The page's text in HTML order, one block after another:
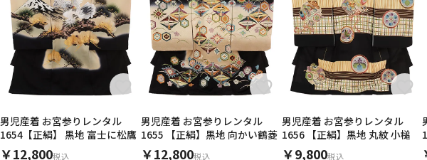
男児産着 お宮参りレンタル
1654【正絹】 黒地 富士に松鷹
￥12,800税込
男児産着 お宮参りレンタル
1655 【正絹】黒地 向かい鶴菱
￥12,800税込
男児産着 お宮参りレンタル
1656 【正絹】黒地 丸紋 小槌
￥9,800税込
女児産着 お宮参りレンタルR050 【正絹】白地 桜にまり
商品ページへ
2026年6月9日 さなぴさん（50代・女性）
男児産着 お宮参りレンタル2601【正絹】黒地 松に鷹
商品ページへ
2026年4月17日 ままさん（40代・女性）
女児産着 お宮参り2628【正絹】伝産 京友禅 パステルグリ
商品ページへ
2026年3月3日 くるママさん（30代・女性）
産着レンタル 女の子(お宮参り)D022 赤地 かのこ 扇にま
商品ページへ
2025年5月2日 はるちゃんさん（30代・女性）
高級正絹女児産着 お宮参り 正絹 1326 うすｵﾚﾝｼﾞ地 ぼかし
商品ページへ
2025年4月22日 tkさん（30代・女性）
男児産着 お宮参りレンタル2632 アイボリー地 鶴
商品ページへ
2025年4月8日 ほーちゃんさん（40代・女性）
産着レンタル 男の子(お宮参り)1118緑 鷹
商品ページへ
2023年11月30日 フヤさん（30代・男性）
産着レンタル 女の子(お宮参り)1134白 花
商品ページへ
2023年8月5日 ちにゃんさん（20代・女性）
女児産着 お宮参りレンタル1988 正絹 白地裾すみれ色 菊
商品ページへ
2023年2月14日 ももぷさん（30代・女性）
爽やかな青と明るい金色の松が５月の景色によく合っていました。
写真映えも良く、お借りして良かったと思いました。